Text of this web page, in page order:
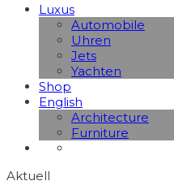
Luxus
Automobile
Uhren
Jets
Yachten
Shop
English
Architecture
Furniture
Aktuell